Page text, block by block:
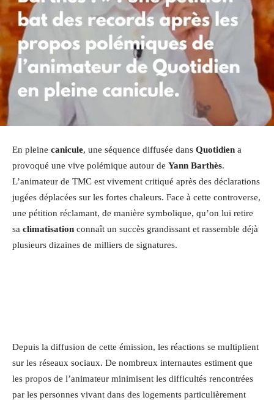
En pleine canicule, une séquence diffusée dans Quotidien a
provoqué une vive polémique autour de Yann Barthès.
L’animateur de TMC est vivement critiqué après des déclarations
jugées déplacées sur les fortes chaleurs. Face à cette controverse,
une pétition réclamant, de manière symbolique, qu’on lui retire
sa climatisation connaît un succès grandissant et rassemble déjà
plusieurs dizaines de milliers de signatures.
Depuis la diffusion de cette émission, les réactions se multiplient
sur les réseaux sociaux. De nombreux internautes estiment que
les propos de l’animateur minimisent les difficultés rencontrées
par les personnes vivant dans des logements particulièrement